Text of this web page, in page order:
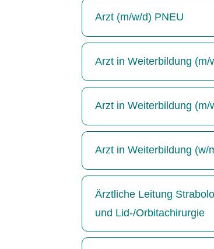
Arzt (m/w/d) PNEU
Arzt in Weiterbildung (m/
Arzt in Weiterbildung
Arzt in Weiterbildung (w/
Ärztliche Leitung
und Lid-/Orbitachirurgie